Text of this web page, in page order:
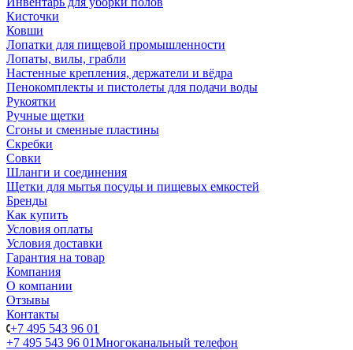
Кисточки
Ковши
Лопатки для пищевой промышленности
Лопаты, вилы, грабли
Настенные крепления, держатели и вёдра
Пенокомплекты и пистолеты для подачи воды
Рукоятки
Ручные щетки
Сгоны и сменные пластины
Скребки
Совки
Шланги и соединения
Щетки для мытья посуды и пищевых емкостей
Бренды
Как купить
Условия оплаты
Условия доставки
Гарантия на товар
Компания
О компании
Отзывы
Контакты
+7 495 543 96 01
+7 495 543 96 01Многоканальный телефон